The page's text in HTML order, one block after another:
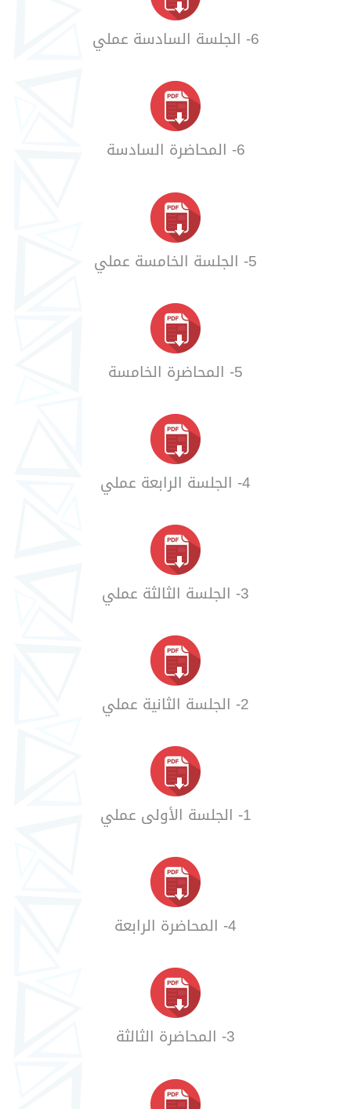
6- الجلسة السادسة عملي
6- المحاضرة السادسة
5- الجلسة الخامسة عملي
5- المحاضرة الخامسة
4- الجلسة الرابعة عملي
3- الجلسة الثالثة عملي
2- الجلسة الثانية عملي
1- الجلسة الأولى عملي
4- المحاضرة الرابعة
3- المحاضرة الثالثة